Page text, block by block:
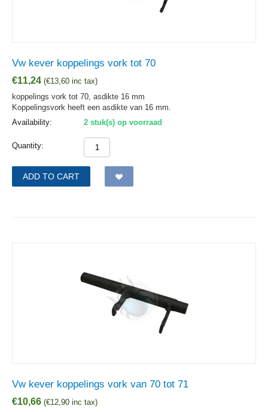
Vw kever koppelings vork tot 70
€11,24 (€13,60 inc tax)
koppelings vork tot 70, asdikte 16 mm
Koppelingsvork heeft een asdikte van 16 mm.
Availability:
2 stuk(s) op voorraad
Quantity:
ADD TO CART
Vw kever koppelings vork van 70 tot 71
€10,66 (€12,90 inc tax)